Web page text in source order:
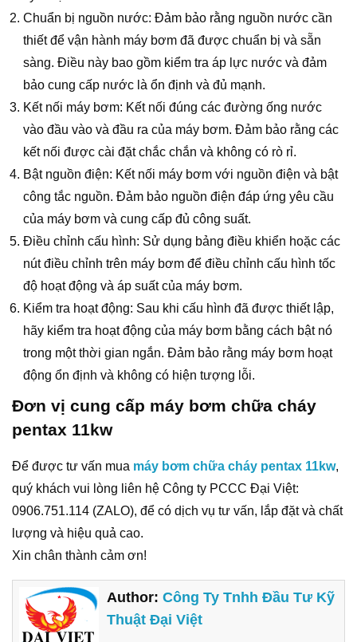
Chuẩn bị nguồn nước: Đảm bảo rằng nguồn nước cần
thiết để vận hành máy bơm đã được chuẩn bị và sẵn
sàng. Điều này bao gồm kiểm tra áp lực nước và đảm
bảo cung cấp nước là ổn định và đủ mạnh.
Kết nối máy bơm: Kết nối đúng các đường ống nước
vào đầu vào và đầu ra của máy bơm. Đảm bảo rằng các
kết nối được cài đặt chắc chắn và không có rò rỉ.
Bật nguồn điện: Kết nối máy bơm với nguồn điện và bật
công tắc nguồn. Đảm bảo nguồn điện đáp ứng yêu cầu
của máy bơm và cung cấp đủ công suất.
Điều chỉnh cấu hình: Sử dụng bảng điều khiển hoặc các
nút điều chỉnh trên máy bơm để điều chỉnh cấu hình tốc
độ hoạt động và áp suất của máy bơm.
Kiểm tra hoạt động: Sau khi cấu hình đã được thiết lập,
hãy kiểm tra hoạt động của máy bơm bằng cách bật nó
trong một thời gian ngắn. Đảm bảo rằng máy bơm hoạt
động ổn định và không có hiện tượng lỗi.
Đơn vị cung cấp máy bơm chữa cháy
pentax 11kw
Để được tư vấn mua máy bơm chữa cháy pentax 11kw,
quý khách vui lòng liên hệ Công ty PCCC Đại Việt:
0906.751.114 (ZALO), để có dịch vụ tư vấn, lắp đặt và chất
lượng và hiệu quả cao.
Xin chân thành cảm ơn!
Author:Công Ty Tnhh Đầu Tư Kỹ
Thuật Đại Việt